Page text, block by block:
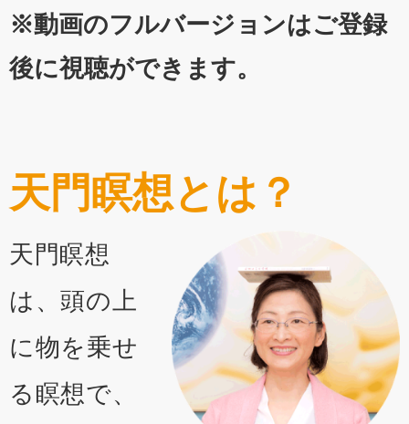
※動画のフルバージョンはご登録
後に視聴ができます。
天門瞑想とは？
天門瞑想
は、頭の上
に物を乗せ
る瞑想で、